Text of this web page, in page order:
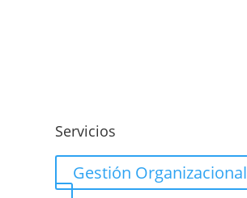
Servicios
Gestión Organizacional